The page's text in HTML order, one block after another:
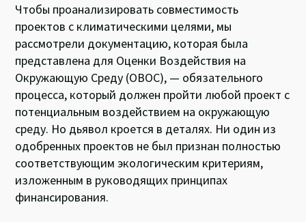
Чтобы проанализировать совместимость
проектов с климатическими целями, мы
рассмотрели документацию, которая была
представлена для Оценки Воздействия на
Окружающую Среду (ОВОС), — обязательного
процесса, который должен пройти любой проект с
потенциальным воздействием на окружающую
среду. Но дьявол кроется в деталях. Ни один из
одобренных проектов не был признан полностью
соответствующим экологическим критериям,
изложенным в руководящих принципах
финансирования.